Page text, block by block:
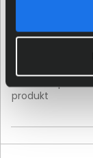
produkt